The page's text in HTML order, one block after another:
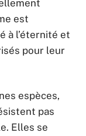
est
à l’éternité et
pour leur
espèces,
pas
Elles se